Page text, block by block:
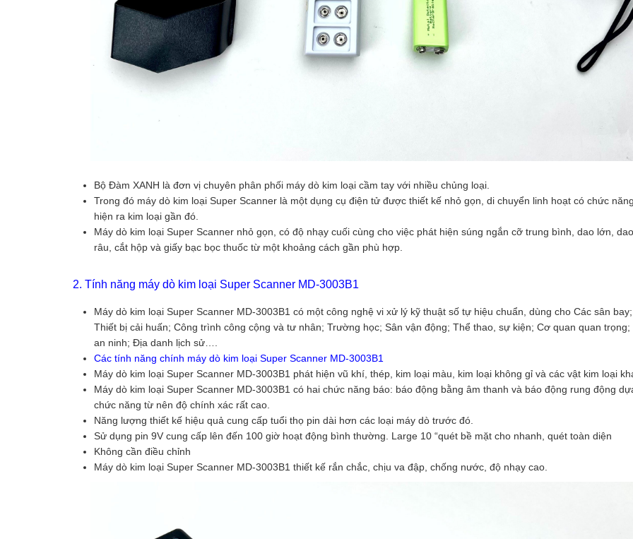
Bộ Đàm XANH là đơn vị chuyên phân phối máy dò kim loại cầm tay với nhiều chủng loại.
Trong đó máy dò kim loại Super Scanner là một dụng cụ điện tử được thiết kế nhỏ gọn, di chuyển linh hoạt có chức
hiện ra kim loại gần đó.
Máy dò kim loại Super Scanner nhỏ gọn, có độ nhạy cuối cùng cho việc phát hiện súng ngắn cỡ trung bình, dao lớn,
râu, cắt hộp và giấy bạc bọc thuốc từ một khoảng cách gần phù hợp.
2. Tính năng máy dò kim loại Super Scanner MD-3003B1
Máy dò kim loại Super Scanner MD-3003B1 có một công nghệ vi xử lý kỹ thuật số tự hiệu chuẩn, dùng cho Các sân
Thiết bị cải huấn; Công trình công cộng và tư nhân; Trường học; Sân vận động; Thể thao, sự kiện; Cơ quan quan trọng;
an ninh; Địa danh lịch sử….
Các tính năng chính máy dò kim loại Super Scanner MD-3003B1
Máy dò kim loại Super Scanner MD-3003B1 phát hiện vũ khí, thép, kim loại màu, kim loại không gỉ và các vật kim loại
Máy dò kim loại Super Scanner MD-3003B1 có hai chức năng báo: báo động bằng âm thanh và báo động rung động
chức năng từ nên độ chính xác rất cao.
Năng lượng thiết kế hiệu quả cung cấp tuổi thọ pin dài hơn các loại máy dò trước đó.
Sử dụng pin 9V cung cấp lên đến 100 giờ hoạt động bình thường. Large 10 “quét bề mặt cho nhanh, quét toàn diện
Không cần điều chỉnh
Máy dò kim loại Super Scanner MD-3003B1 thiết kế rắn chắc, chịu va đập, chống nước, độ nhạy cao.